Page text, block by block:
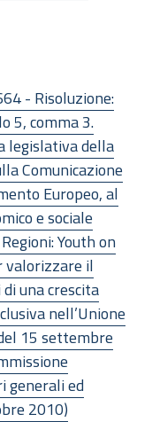
- Risoluzione:
5, comma 3.
legislativa della
Comunicazione
Europeo, al
e sociale
Youth on
valorizzare il
una crescita
nell’Unione
15 settembre
generali ed
2010)